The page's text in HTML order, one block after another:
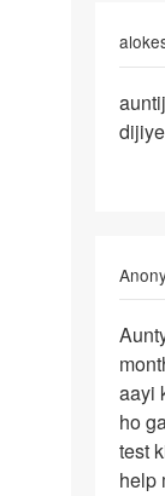
beti
dijiye
Aunty
ji
meri
wife
ki
aayi
ho
test
help